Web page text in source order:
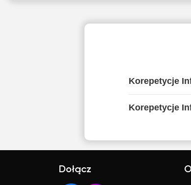
Korepetycje
Korepetycje
Dołącz